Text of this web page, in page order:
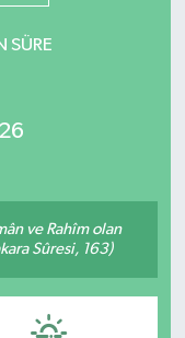
SÜRE
ve Rahîm olan
Sûresi, 163)